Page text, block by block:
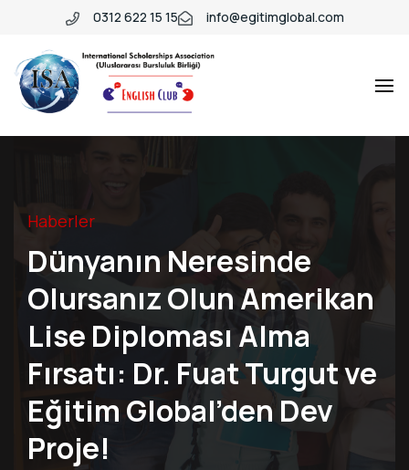
0312 622 15 15 info@egitimglobal.com
Haberler
Dünyanın Neresinde
Olursanız Olun Amerikan
Lise Diploması Alma
Fırsatı: Dr. Fuat Turgut ve
Eğitim Global’den Dev
Proje!